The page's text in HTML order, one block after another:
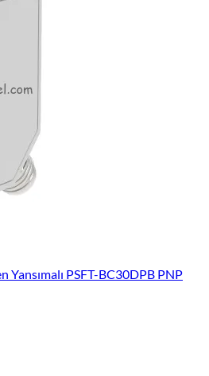
Yansımalı PSFT-BC30DPB PNP